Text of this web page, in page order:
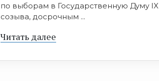
по выборам в Государственную Думу IX
созыва, досрочным ...
Читать далее